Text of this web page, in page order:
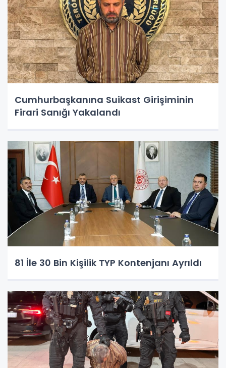
Cumhurbaşkanına Suikast Girişiminin
Firari Sanığı Yakalandı
81 İle 30 Bin Kişilik TYP Kontenjanı Ayrıldı